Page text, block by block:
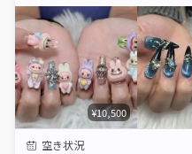
¥10,500
空き状況